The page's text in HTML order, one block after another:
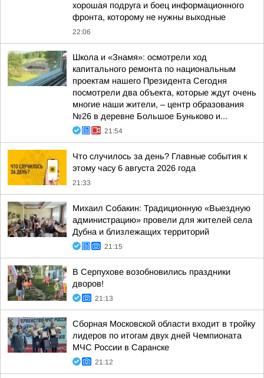
хорошая подруга и боец информационного
фронта, которому не нужны выходные
22:06
Школа и «Знамя»: осмотрели ход
капитального ремонта по национальным
проектам нашего Президента Сегодня
посмотрели два объекта, которые ждут очень
многие наши жители, – центр образования
№26 в деревне Большое Буньково и...
21:54
Что случилось за день? Главные события к
этому часу 6 августа 2026 года
21:33
Михаил Собакин: Традиционную «Выездную
администрацию» провели для жителей села
Дубна и близлежащих территорий
21:15
В Серпухове возобновились праздники
дворов!
21:13
Сборная Московской области входит в тройку
лидеров по итогам двух дней Чемпионата
МЧС России в Саранске
21:12